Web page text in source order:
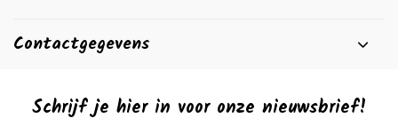
Contactgegevens
Schrijf je hier in voor onze nieuwsbrief!